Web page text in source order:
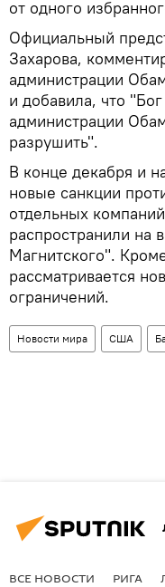
от одного
Официальный
Захарова,
администрации
и добавила, что
администрации
разрушить".
В конце декабря и
новые санкции
отдельных
распространили на
Магнитского".
рассматривается
ограничений.
Новости мира США
ВСЕ НОВОСТИ РИГА